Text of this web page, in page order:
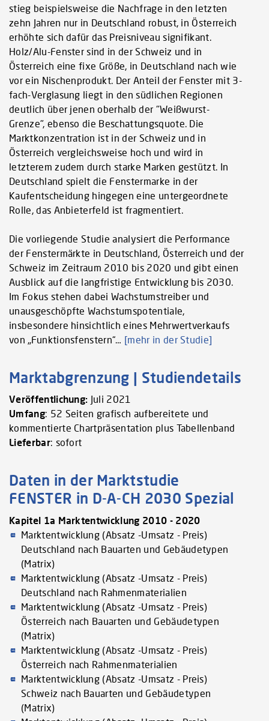
stieg beispielsweise die Nachfrage in den letzten
zehn Jahren nur in Deutschland robust, in Österreich
erhöhte sich dafür das Preisniveau signifikant.
Holz/Alu-Fenster sind in der Schweiz und in
Österreich eine fixe Größe, in Deutschland nach wie
vor ein Nischenprodukt. Der Anteil der Fenster mit 3-
fach-Verglasung liegt in den südlichen Regionen
deutlich über jenen oberhalb der "Weißwurst-
Grenze", ebenso die Beschattungsquote. Die
Marktkonzentration ist in der Schweiz und in
Österreich vergleichsweise hoch und wird in
letzterem zudem durch starke Marken gestützt. In
Deutschland spielt die Fenstermarke in der
Kaufentscheidung hingegen eine untergeordnete
Rolle, das Anbieterfeld ist fragmentiert.
Die vorliegende Studie analysiert die Performance
der Fenstermärkte in Deutschland, Österreich und der
Schweiz im Zeitraum 2010 bis 2020 und gibt einen
Ausblick auf die langfristige Entwicklung bis 2030.
Im Fokus stehen dabei Wachstumstreiber und
unausgeschöpfte Wachstumspotentiale,
insbesondere hinsichtlich eines Mehrwertverkaufs
von „Funktionsfenstern“… [mehr in der Studie]
Marktabgrenzung | Studiendetails
Veröffentlichung: Juli 2021
Umfang: 52 Seiten grafisch aufbereitete und
kommentierte Chartpräsentation plus Tabellenband
Lieferbar: sofort
Daten in der Marktstudie
FENSTER in D-A-CH 2030 Spezial
Kapitel 1a Marktentwicklung 2010 - 2020
Marktentwicklung (Absatz -Umsatz - Preis)
Deutschland nach Bauarten und Gebäudetypen
(Matrix)
Marktentwicklung (Absatz -Umsatz - Preis)
Deutschland nach Rahmenmaterialien
Marktentwicklung (Absatz -Umsatz - Preis)
Österreich nach Bauarten und Gebäudetypen
(Matrix)
Marktentwicklung (Absatz -Umsatz - Preis)
Österreich nach Rahmenmaterialien
Marktentwicklung (Absatz -Umsatz - Preis)
Schweiz nach Bauarten und Gebäudetypen
(Matrix)